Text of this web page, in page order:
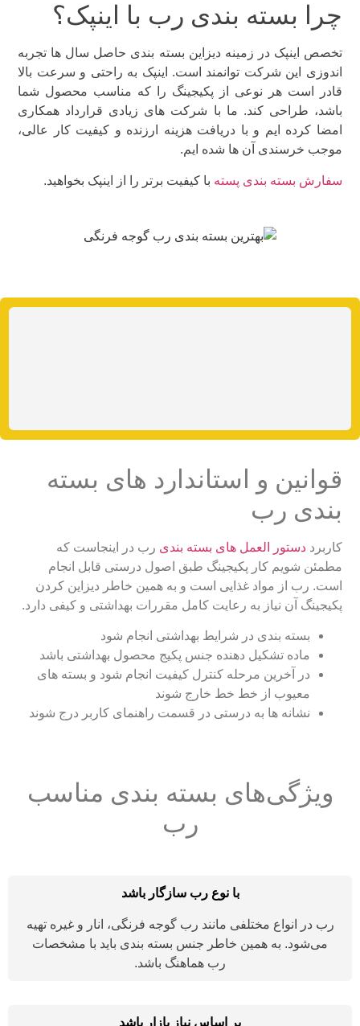
چرا بسته بندی رب با اینپک؟
تخصص اینپک در زمینه دیزاین بسته بندی حاصل سال ها تجربه
اندوزی این شرکت توانمند است. اینپک به راحتی و سرعت بالا
قادر است هر نوعی از پکیجینگ را که مناسب محصول شما
باشد، طراحی کند. ما با شرکت های زیادی قرارداد همکاری
امضا کرده ایم و با دریافت هزینه ارزنده و کیفیت کار عالی،
موجب خرسندی آن ها شده ایم.
سفارش بسته بندی پسته با کیفیت برتر را از اینپک بخواهید.
قوانین و استاندارد های بسته
بندی رب
کاربرد دستور العمل های بسته بندی رب در اینجاست که
مطمئن شویم کار پکیجینگ طبق اصول درستی قابل انجام
است. رب از مواد غذایی است و به همین خاطر دیزاین کردن
پکیجینگ آن نیاز به رعایت کامل مقررات بهداشتی و کیفی دارد.
بسته بندی در شرایط بهداشتی انجام شود
ماده تشکیل دهنده جنس پکیج محصول بهداشتی باشد
در آخرین مرحله کنترل کیفیت انجام شود و بسته های
معیوب از خط خط خارج شوند
نشانه ها به درستی در قسمت راهنمای کاربر درج شوند
ویژگی‌های بسته بندی مناسب
رب
با نوع رب سازگار باشد
رب در انواع مختلفی مانند رب گوجه فرنگی، انار و غیره تهیه
می‌شود. به همین خاطر جنس بسته بندی باید با مشخصات
رب هماهنگ باشد.
بر اساس نیاز بازار باشد